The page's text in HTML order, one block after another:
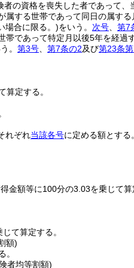
の資格を喪失した者であって、
属する世帯であって同日の属する
場合に限る。)をいう。 次号 第7
であって特定月以後5年を経過
。 第3号 第7条の2及び第23条
算定する。
れぞれ当該各号に定める額とする。
金額等に100分の3.03を乗じて算
て算定する。
額)
。
者均等割額)